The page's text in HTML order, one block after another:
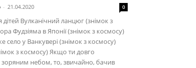
- 21.04.2020 0
дітей Вулканічний ланцюг (знімок з
Фудзіяма в Японії (знімок з космосу)
село у Ванкувері (знімок з космосу)
з космосу) Якщо ти довго
зоряним небом, то, звичайно, бачив